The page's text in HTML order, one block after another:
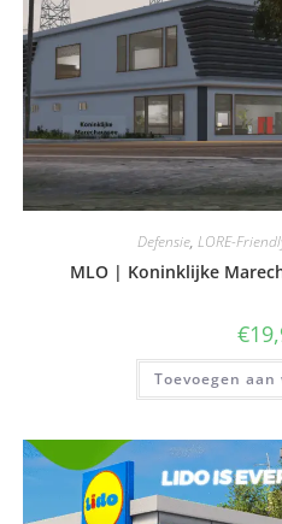
Defensie, LORE-
MLO | Koninklijke
€
Toevoegen